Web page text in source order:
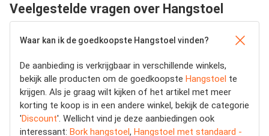
Veelgestelde vragen over Hangstoel
Waar kan ik de goedkoopste Hangstoel vinden?
De aanbieding is verkrijgbaar in verschillende winkels,
bekijk alle producten om de goedkoopste Hangstoel te
krijgen. Als je graag wilt kijken of het artikel met meer
korting te koop is in een andere winkel, bekijk de categorie
'Discount'. Wellicht vind je deze aanbiedingen ook
interessant: Bork hangstoel, Hangstoel met standaard -